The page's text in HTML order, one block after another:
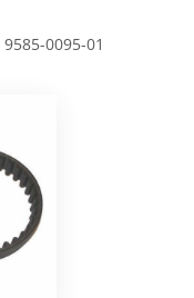
9585-0095-01